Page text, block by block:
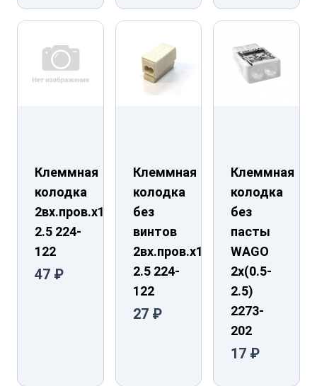
Клеммная
колодка
2вх.пров.х1.0-
2.5 224-
122
47 ₽
Клеммная
колодка
без
винтов
2вх.пров.х1.0-
2.5 224-
122
27 ₽
Клеммная
колодка
без
пасты
WAGO
2х(0.5-
2.5)
2273-
202
17 ₽